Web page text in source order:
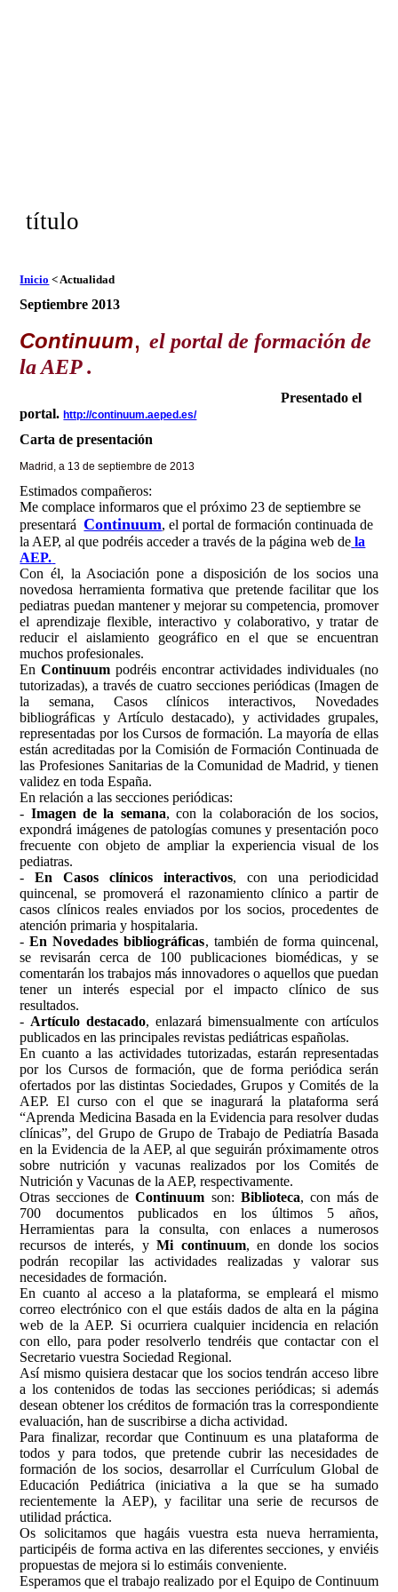
título
Inicio < Actualidad
Septiembre 2013
Continuum,el portal de formación de
la AEP .
Presentado el
portal.http://continuum.aeped.es/
Carta de presentación
Madrid, a 13 de septiembre de 2013
Estimados compañeros:
Me complace informaros que el próximo 23 de septiembre se
presentaráContinuum, el portal de formación continuada de
la AEP, al que podréis acceder a través de la página web de la
AEP.
Con él, la Asociación pone a disposición de los socios una
novedosa herramienta formativa que pretende facilitar que los
pediatras puedan mantener y mejorar su competencia, promover
el aprendizaje flexible, interactivo y colaborativo, y tratar de
reducir el aislamiento geográfico en el que se encuentran
muchos profesionales.
EnContinuum podréis encontrar actividades individuales (no
tutorizadas), a través de cuatro secciones periódicas (Imagen de
la semana, Casos clínicos interactivos, Novedades
bibliográficas y Artículo destacado), y actividades grupales,
representadas por los Cursos de formación. La mayoría de ellas
están acreditadas por la Comisión de Formación Continuada de
las Profesiones Sanitarias de la Comunidad de Madrid, y tienen
validez en toda España.
En relación a las secciones periódicas:
- Imagen de la semana, con la colaboración de los socios,
expondrá imágenes de patologías comunes y presentación poco
frecuente con objeto de ampliar la experiencia visual de los
pediatras.
-En Casos clínicos interactivos, con una periodicidad
quincenal, se promoverá el razonamiento clínico a partir de
casos clínicos reales enviados por los socios, procedentes de
atención primaria y hospitalaria.
-En Novedades bibliográficas, también de forma quincenal,
se revisarán cerca de 100 publicaciones biomédicas, y se
comentarán los trabajos más innovadores o aquellos que puedan
tener un interés especial por el impacto clínico de sus
resultados.
- Artículo destacado, enlazará bimensualmente con artículos
publicados en las principales revistas pediátricas españolas.
En cuanto a las actividades tutorizadas, estarán representadas
por los Cursos de formación, que de forma periódica serán
ofertados por las distintas Sociedades, Grupos y Comités de la
AEP. El curso con el que se inagurará la plataforma será
“Aprenda Medicina Basada en la Evidencia para resolver dudas
clínicas”, del Grupo de Grupo de Trabajo de Pediatría Basada
en la Evidencia de la AEP, al que seguirán próximamente otros
sobre nutrición y vacunas realizados por los Comités de
Nutrición y Vacunas de la AEP, respectivamente.
Otras secciones deContinuum son: Biblioteca, con más de
700 documentos publicados en los últimos 5 años,
Herramientas para la consulta, con enlaces a numerosos
recursos de interés, yMi continuum, en donde los socios
podrán recopilar las actividades realizadas y valorar sus
necesidades de formación.
En cuanto al acceso a la plataforma, se empleará el mismo
correo electrónico con el que estáis dados de alta en la página
web de la AEP. Si ocurriera cualquier incidencia en relación
con ello, para poder resolverlo tendréis que contactar con el
Secretario vuestra Sociedad Regional.
Así mismo quisiera destacar que los socios tendrán acceso libre
a los contenidos de todas las secciones periódicas; si además
desean obtener los créditos de formación tras la correspondiente
evaluación, han de suscribirse a dicha actividad.
Para finalizar, recordar que Continuum es una plataforma de
todos y para todos, que pretende cubrir las necesidades de
formación de los socios, desarrollar el Currículum Global de
Educación Pediátrica (iniciativa a la que se ha sumado
recientemente la AEP), y facilitar una serie de recursos de
utilidad práctica.
Os solicitamos que hagáis vuestra esta nueva herramienta,
participéis de forma activa en las diferentes secciones, y enviéis
propuestas de mejora si lo estimáis conveniente.
Esperamos que el trabajo realizado por el Equipo de Continuum